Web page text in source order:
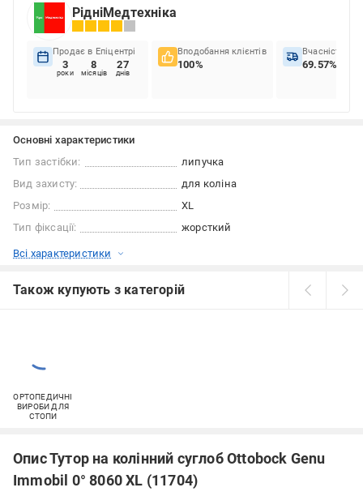
РідніМедтехніка
Продає в Епіцентрі
3
роки
8
місяців
27
днів
Вподобання клієнтів
100%
Вчасність
69.57%
Основні характеристики
Тип застібки:
липучка
Вид захисту:
для коліна
Розмір:
XL
Тип фіксації:
жорсткий
Всі характеристики
Також купують з категорій
ОРТОПЕДИЧНІ
ВИРОБИ ДЛЯ
СТОПИ
Опис Тутор на колінний суглоб Ottobock Genu
Immobil 0° 8060 XL (11704)